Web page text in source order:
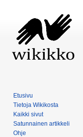
Etusivu
Tietoja Wikikosta
Kaikki sivut
Satunnainen artikkeli
Ohje